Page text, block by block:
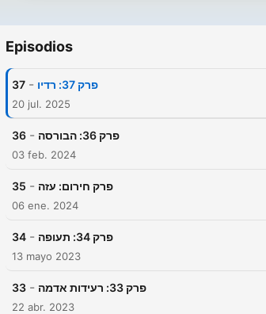
Episodios
37 - פרק 37: רדיו
20 jul. 2025
36 - פרק 36: הבורסה
03 feb. 2024
35 - פרק חירום: עזה
06 ene. 2024
34 - פרק 34: תעופה
13 mayo 2023
33 - פרק 33: רעידות אדמה
22 abr. 2023